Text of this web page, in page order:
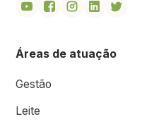
Áreas de atuação
Gestão
Leite